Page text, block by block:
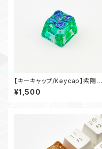
【キーキャップ/Keycap】紫陽
花/Hydrangea
¥1,500